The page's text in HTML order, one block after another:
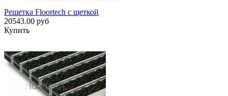
Решетка Floortech с щеткой
20543.00 руб
Купить